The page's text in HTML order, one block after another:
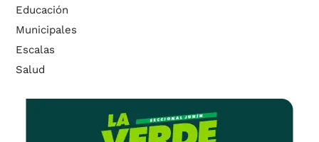
Educación
Municipales
Escalas
Salud